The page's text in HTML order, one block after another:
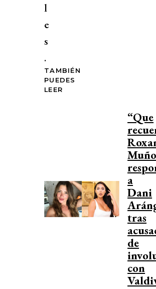
l
e
s
.
TAMBIÉN
PUEDES
LEER
“Que
a
Dani
tras
de
con